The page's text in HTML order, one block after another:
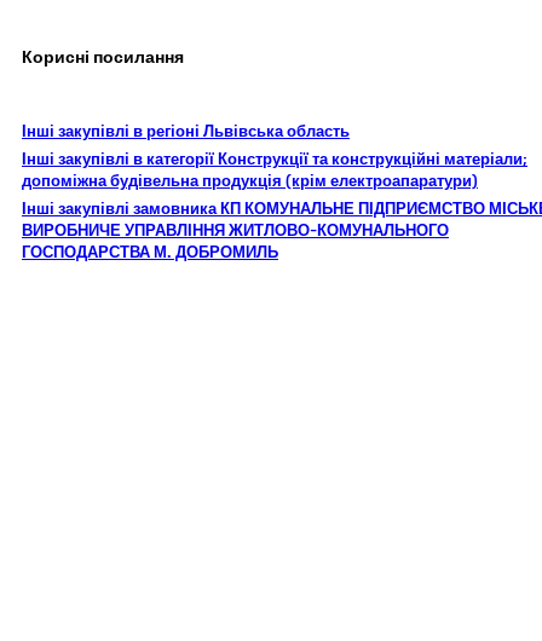
Корисні посилання
Інші закупівлі в регіоні Львівська область
Інші закупівлі в категорії Конструкції та конструкційні матеріали;
допоміжна будівельна продукція (крім електроапаратури)
Інші закупівлі замовника КП КОМУНАЛЬНЕ ПІДПРИЄМСТВО
ВИРОБНИЧЕ УПРАВЛІННЯ ЖИТЛОВО-КОМУНАЛЬНОГО
ГОСПОДАРСТВА М. ДОБРОМИЛЬ